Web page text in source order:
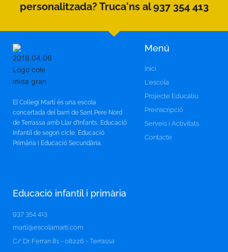
personalitzada? Truca'ns al 937 354 413
El Col·legi Martí és una escola
concertada del barri de Sant Pere Nord
de Terrassa amb Llar d’Infants, Educació
Infantil de segon cicle, Educació
Primària i Educació Secundària.
Menú
Inici
L'escola
Projecte Educatiu
Preinscripció
Serveis i Activitats
Contacte
Educació infantil i primària
937 354 413
marti@escolamarti.com
C/ Dr. Ferran 81 - 08226 - Terrassa